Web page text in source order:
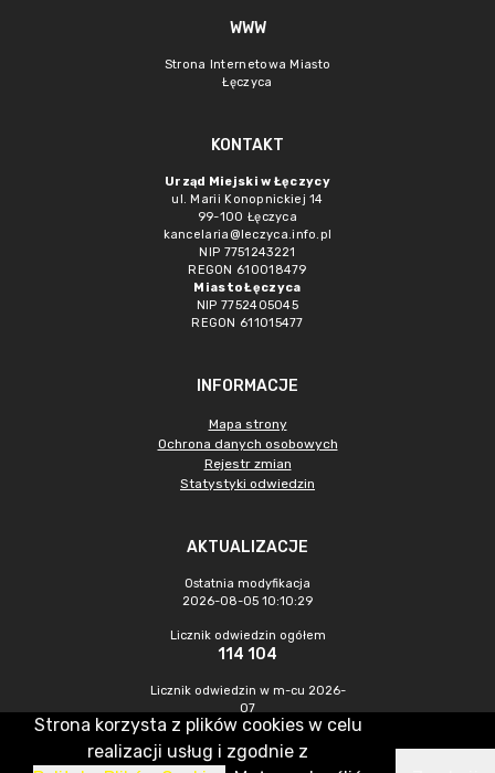
WWW
Strona Internetowa Miasto
Łęczyca
KONTAKT
Urząd Miejski w Łęczycy
ul. Marii Konopnickiej 14
99-100 Łęczyca
kancelaria@leczyca.info.pl
NIP 7751243221
REGON 610018479
Miasto Łęczyca
NIP 7752405045
REGON 611015477
INFORMACJE
Mapa strony
Ochrona danych osobowych
Rejestr zmian
Statystyki odwiedzin
AKTUALIZACJE
Ostatnia modyfikacja
2026-08-05 10:10:29
Licznik odwiedzin ogółem
114 104
Licznik odwiedzin w m-cu 2026-
07
623
Strona korzysta z plików cookies w celu
realizacji usług i zgodnie z